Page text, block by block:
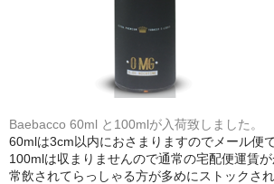
業務用補充オーダー
入荷予定 / 最新情報
Baebacco 60ml と100mlが入荷致しました。
60mlは3cm以内におさまりますのでメール便
100mlは収まりませんので通常の宅配便運賃
常飲されてらっしゃる方が多めにストックさ